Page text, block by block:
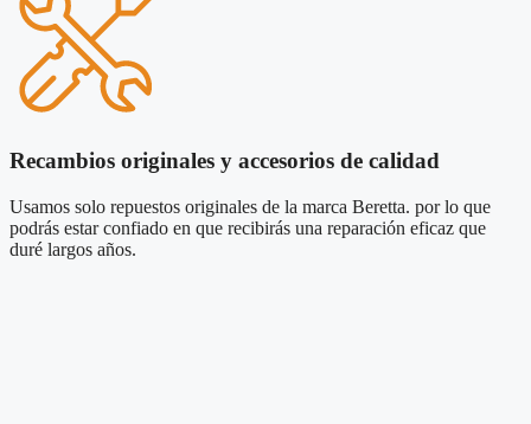
Recambios originales y accesorios de calidad
Usamos solo repuestos originales de la marca Beretta. por lo que
podrás estar confiado en que recibirás una reparación eficaz que
duré largos años.